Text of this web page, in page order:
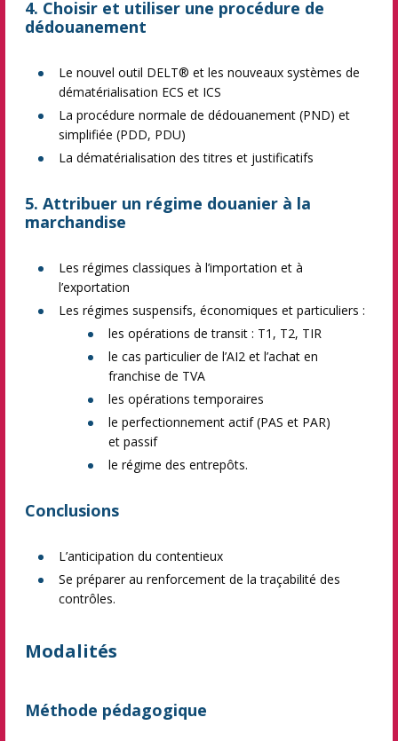
4. Choisir et utiliser une procédure de
dédouanement
Le nouvel outil DELT® et les nouveaux systèmes de
dématérialisation ECS et ICS
La procédure normale de dédouanement (PND) et
simplifiée (PDD, PDU)
La dématérialisation des titres et justificatifs
5. Attribuer un régime douanier à la
marchandise
Les régimes classiques à l’importation et à
l’exportation
Les régimes suspensifs, économiques et particuliers :
les opérations de transit : T1, T2, TIR
le cas particulier de l’AI2 et l’achat en
franchise de TVA
les opérations temporaires
le perfectionnement actif (PAS et PAR)
et passif
le régime des entrepôts.
Conclusions
L’anticipation du contentieux
Se préparer au renforcement de la traçabilité des
contrôles.
Modalités
Méthode pédagogique